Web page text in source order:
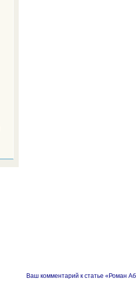
Ваш комментарий к статье «Роман